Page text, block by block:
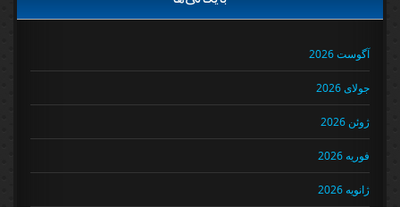
آگوست 2026
جولای 2026
ژوئن 2026
فوریه 2026
ژانویه 2026